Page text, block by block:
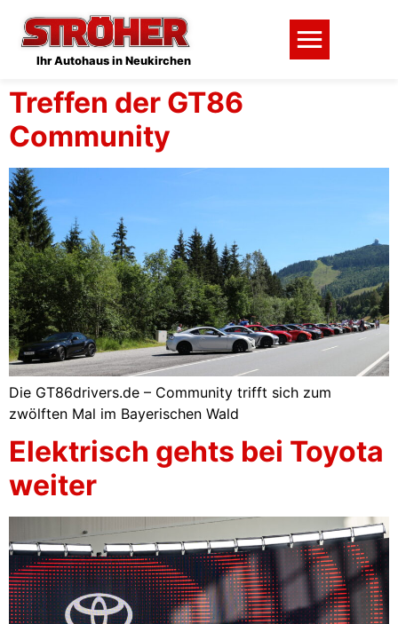
Ihr Autohaus in Neukirchen
Treffen der GT86
Community
Die GT86drivers.de – Community trifft sich zum
zwölften Mal im Bayerischen Wald
Elektrisch gehts bei Toyota
weiter